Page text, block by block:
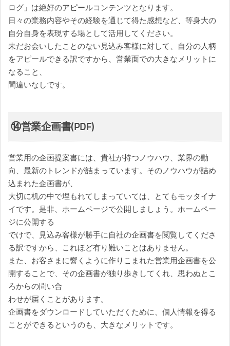
ログ」は絶好のアピールコンテンツとなります。
日々の業務内容やその経験を通じて得た感想など、等身大の
自分自身を表現する場として活用してください。
未だお会いしたことのない見込み客様に対して、自分の人柄
をアピールできる訳ですから、営業面での大きなメリットに
なること、
間違いなしです。
⑭営業企画書(PDF)
営業用の企画提案書には、貴社が持つノウハウ、業界の動
向、最新のトレンドが詰まっています。そのノウハウが詰め
込まれた企画書が、
大切に机の中で埋もれてしまっていては、とてもモッタイナ
イです。是非、ホームページで公開しましょう。ホームペー
ジに公開する
でけで、見込み客様が勝手に自社の企画書を閲覧してくださ
る訳ですから、これほど有り難いことはありません。
また、お客さまに響くように作りこまれた営業用企画書を公
開することで、その企画書が独り歩きしてくれ、思わぬとこ
ろからの問い合
わせが届くことがあります。
企画書をダウンロードしていただくために、個人情報を得る
ことができるというのも、大きなメリットです。